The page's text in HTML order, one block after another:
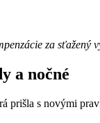
za
a nočné
prišla s novými